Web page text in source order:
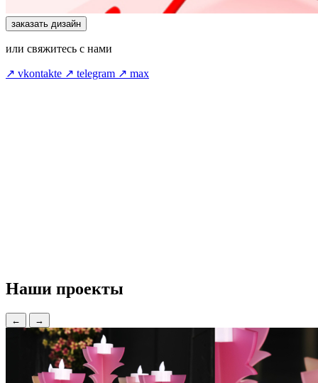
заказать дизайн
или свяжитесь с нами
↗ vkontakte ↗ telegram ↗ max
Наши проекты
← →